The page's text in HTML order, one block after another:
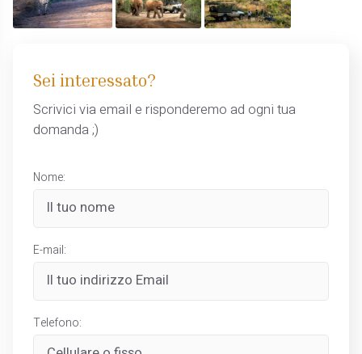
Sei interessato?
Scrivici via email e risponderemo ad ogni tua
domanda ;)
Nome:
E-mail:
Telefono: